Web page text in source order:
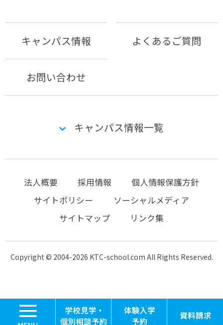
学校見学・個別相
体験入
キャンパス情報 よくあるご質問
お問い合わせ
キャンパス情報一覧
法人概要 採用情報
個人情報保護方針
サイトポリシー
ソーシャルメディア
サイトマップ
リンク集
Copyright © 2004-2026 KTC-school.com All Rights Reserved.